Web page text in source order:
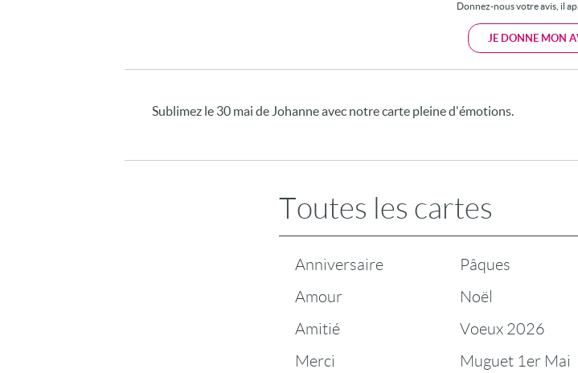
Donnez-nous votre avis, il
JE DONNE MON
Sublimez le 30 mai de Johanne avec notre carte pleine d'émotions.
Toutes les cartes
Anniversaire
Amour
Amitié
Merci
Pâques
Noël
Voeux 2026
Muguet 1er Mai